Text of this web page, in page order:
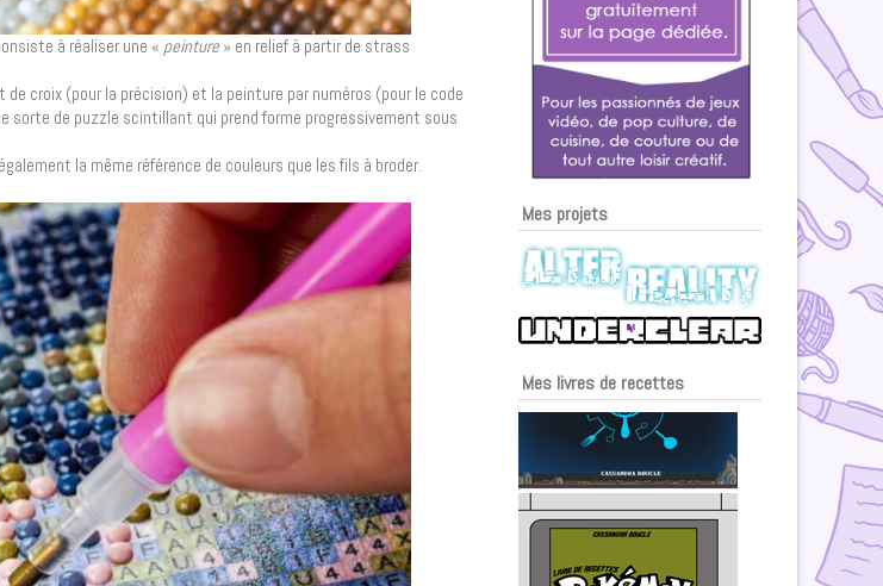
à réaliser une « peinture» en relief à partir de strass
croix (pour la précision) et la peinture par numéros (pour le code
sorte de puzzle scintillant qui prend forme progressivement sous
la même référence de couleurs que les fils à broder.
Mes projets
Mes livres de recettes